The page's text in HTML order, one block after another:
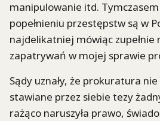
manipulowanie itd.
popełnieniu przestępstw są w
najdelikatniej mówiąc zupełnie
zapatrywań w mojej sprawie
Sądy uznały, że prokuratura
stawiane przez siebie tezy
rażąco naruszyła prawo,